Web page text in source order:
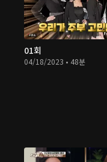
01회
04/18/2023 • 48분